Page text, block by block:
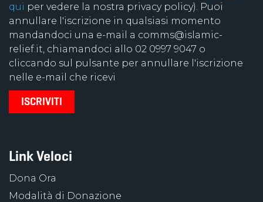
qui per vedere la nostra privacy policy). Puoi
annullare l'iscrizione in qualsiasi momento
mandandoci una e-mail a comms@islamic-
relief.it, chiamandoci allo 02 0997 9047 o
cliccando sul pulsante per annullare l'iscrizione
nelle e-mail che ricevi
Link Veloci
Dona Ora
Modalità di Donazione